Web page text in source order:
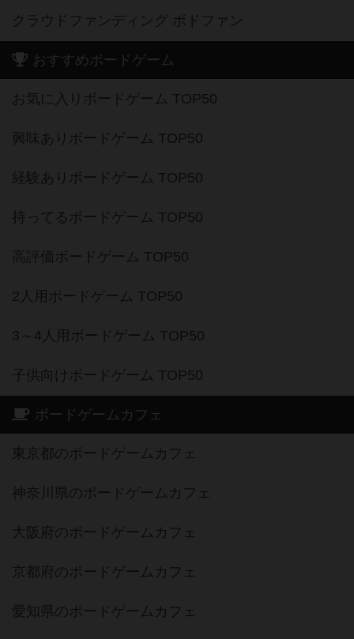
クラウドファンディング ボドファン
おすすめボードゲーム
お気に入りボードゲーム TOP50
興味ありボードゲーム TOP50
経験ありボードゲーム TOP50
持ってるボードゲーム TOP50
高評価ボードゲーム TOP50
2人用ボードゲーム TOP50
3～4人用ボードゲーム TOP50
子供向けボードゲーム TOP50
ボードゲームカフェ
東京都のボードゲームカフェ
神奈川県のボードゲームカフェ
大阪府のボードゲームカフェ
京都府のボードゲームカフェ
愛知県のボードゲームカフェ